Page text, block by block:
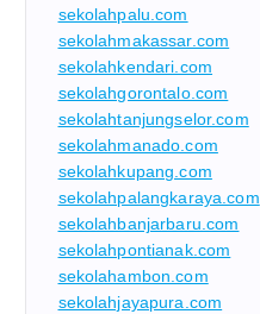
sekolahpalu.com
sekolahmakassar.com
sekolahkendari.com
sekolahgorontalo.com
sekolahtanjungselor.com
sekolahmanado.com
sekolahkupang.com
sekolahpalangkaraya.com
sekolahbanjarbaru.com
sekolahpontianak.com
sekolahambon.com
sekolahjayapura.com